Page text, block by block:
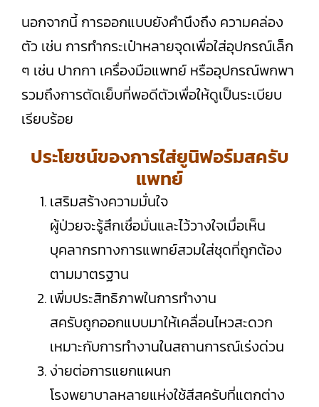
นอกจากนี้ การออกแบบยังคำนึงถึง ความคล่อง
ตัว เช่น การทำกระเป๋าหลายจุดเพื่อใส่อุปกรณ์เล็ก
ๆ เช่น ปากกา เครื่องมือแพทย์ หรืออุปกรณ์พกพา
รวมถึงการตัดเย็บที่พอดีตัวเพื่อให้ดูเป็นระเบียบ
เรียบร้อย
ประโยชน์ของการใส่ยูนิฟอร์มสครับ
แพทย์
เสริมสร้างความมั่นใจ
ผู้ป่วยจะรู้สึกเชื่อมั่นและไว้วางใจเมื่อเห็น
บุคลากรทางการแพทย์สวมใส่ชุดที่ถูกต้อง
ตามมาตรฐาน
เพิ่มประสิทธิภาพในการทำงาน
สครับถูกออกแบบมาให้เคลื่อนไหวสะดวก
เหมาะกับการทำงานในสถานการณ์เร่งด่วน
ง่ายต่อการแยกแผนก
โรงพยาบาลหลายแห่งใช้สีสครับที่แตกต่าง